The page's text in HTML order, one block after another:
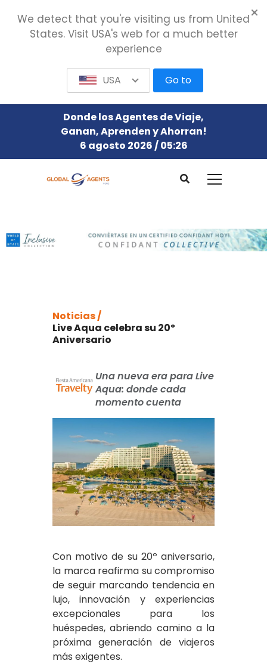
Donde los Agentes de Viaje,
Ganan, Aprenden y Ahorran!
6 agosto 2026 / 05:26
Noticias /
Live Aqua celebra su 20º
Aniversario
Una nueva era para Live
Aqua: donde cada
momento cuenta
Con motivo de su 20º aniversario,
la marca reafirma su compromiso
de seguir marcando tendencia en
lujo, innovación y experiencias
excepcionales para los
huéspedes, abriendo camino a la
próxima generación de viajeros
más exigentes.
We detect that you're visiting us from United
States. Visit USA's web for a much better
experience
USA Go to